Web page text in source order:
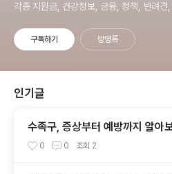
각종 지원금, 건강정보, 금융, 정책, 반려견
구독하기 방명록
인기글
수족구, 증상부터 예방까지 알아
0 0 조회 2